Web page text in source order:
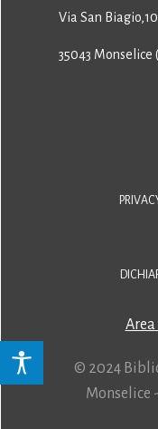
Via San Biagio,10
35043 Monselice
© 2024
Monselice